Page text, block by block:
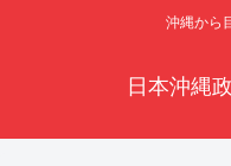
沖縄から
日本沖縄